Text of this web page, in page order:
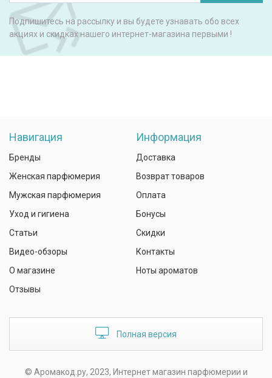
Подпишитесь на рассылку и вы будете узнавать обо всех
акциях и скидках нашего интернет-магазина первыми !
Навигация
Бренды
Женская парфюмерия
Мужская парфюмерия
Уход и гигиена
Статьи
Видео-обзоры
О магазине
Отзывы
Информация
Доставка
Возврат товаров
Оплата
Бонусы
Скидки
Контакты
Ноты ароматов
Полная версия
© Аромакод.ру, 2023, Интернет магазин парфюмерии и